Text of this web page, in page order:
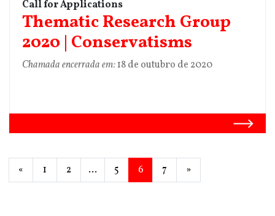
Call for Applications
Thematic Research Group
2020 | Conservatisms
Chamada encerrada em:18 de outubro de 2020
« 1 2 … 5 6 7 »